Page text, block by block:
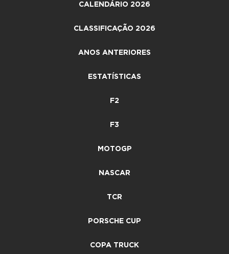
CALENDÁRIO 2026
CLASSIFICAÇÃO 2026
ANOS ANTERIORES
ESTATÍSTICAS
F2
F3
MOTOGP
NASCAR
TCR
PORSCHE CUP
COPA TRUCK